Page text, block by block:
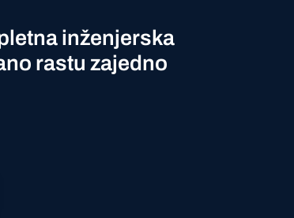
inženjerska
rastu zajedno